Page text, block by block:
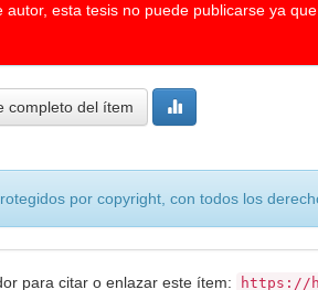
autor, esta tesis no puede publicarse ya
completo del ítem
por copyright, con todos los
para citar o enlazar este ítem: https://